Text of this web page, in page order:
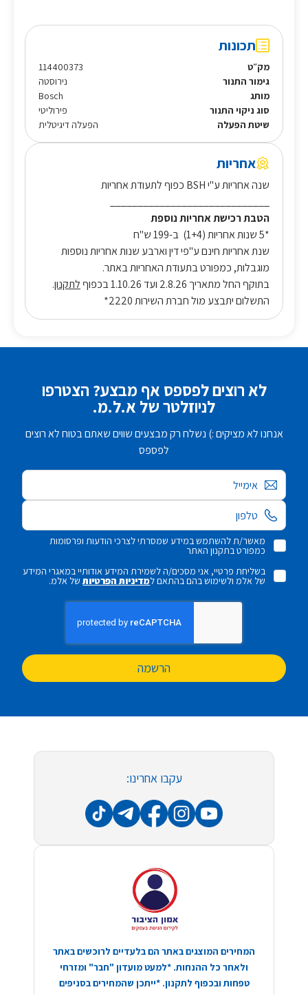
תכונות
מק״ט
114400373
גימור התנור
נירוסטה
מותג
Bosch
סוג ניקוי התנור
פירוליטי
שיטת הפעלה
הפעלה דיגיטלית
אחריות
שנה אחריות ע"י BSH כפוף לתעודת אחריות
הטבת רכישת אחריות נוספת
*5 שנות אחריות (1+4) ב-199 ש"ח
שנת אחריות חינם ע"פי דין וארבע שנות אחריות נוספות
מוגבלות, כמפורט בתעודת האחריות באתר.
בתוקף החל מתאריך 2.8.26 ועד 1.10.26 בכפוף
לתקנון.
התשלום יתבצע מול חברת השירות 2220*
לא רוצים לפספס אף מבצע? הצטרפו
לניוזלטר של א.ל.מ.
אנחנו לא מציקים :) נשלח רק מבצעים שווים שאתם בטוח לא רוצים
לפספס
אימייל
מאשר/ת להשתמש במידע שמסרתי לצרכי הודעות ופרסומות
כמפורט בתקנון האתר
בשליחת פרטיי, אני מסכים/ה לשמירת המידע אודותיי במאגרי המידע
של אלמ ולשימוש בהם בהתאם למדיניות הפרטיותשל אלמ.
הרשמה
עקבו אחרינו:
המחירים המוצגים באתר הם בלעדיים לרוכשים באתר
ולאחר כל ההנחות. *למעט מועדון "חבר" ומזרחי
טפחות ובכפוף לתקנון. *ייתכן שהמחירים בסניפים